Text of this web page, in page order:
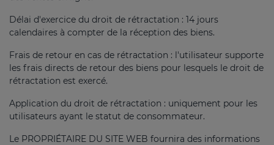
Délai d'exercice du droit de rétractation : 14 jours
calendaires à compter de la réception des biens.
Frais de retour en cas de rétractation : l'utilisateur supporte
les frais directs de retour des biens pour lesquels le droit de
rétractation est exercé.
Application du droit de rétractation : uniquement pour les
utilisateurs ayant le statut de consommateur.
Le PROPRIÉTAIRE DU SITE WEB fournira des informations